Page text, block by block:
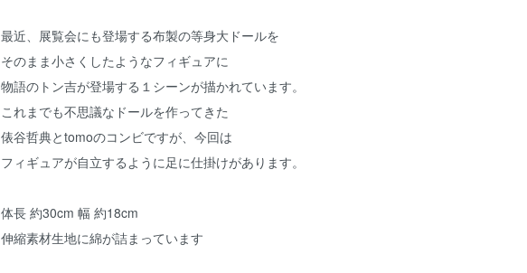
最近、展覧会にも登場する布製の等身大ドールを
そのまま小さくしたようなフィギュアに
物語のトン吉が登場する１シーンが描かれています。
これまでも不思議なドールを作ってきた
俵谷哲典とtomoのコンビですが、今回は
フィギュアが自立するように足に仕掛けがあります。
体長 約30cm 幅 約18cm
伸縮素材生地に綿が詰まっています